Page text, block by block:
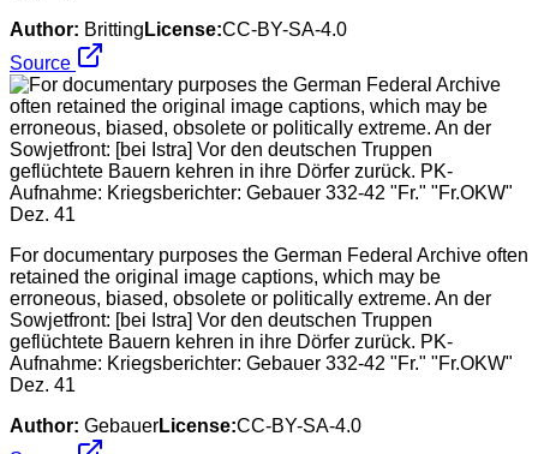
Author: Britting License:CC-BY-SA-4.0
Source
For documentary purposes the German Federal Archive often
retained the original image captions, which may be
erroneous, biased, obsolete or politically extreme. An der
Sowjetfront: [bei Istra] Vor den deutschen Truppen
geflüchtete Bauern kehren in ihre Dörfer zurück. PK-
Aufnahme: Kriegsberichter: Gebauer 332-42 "Fr." "Fr.OKW"
Dez. 41
Author: GebauerLicense:CC-BY-SA-4.0